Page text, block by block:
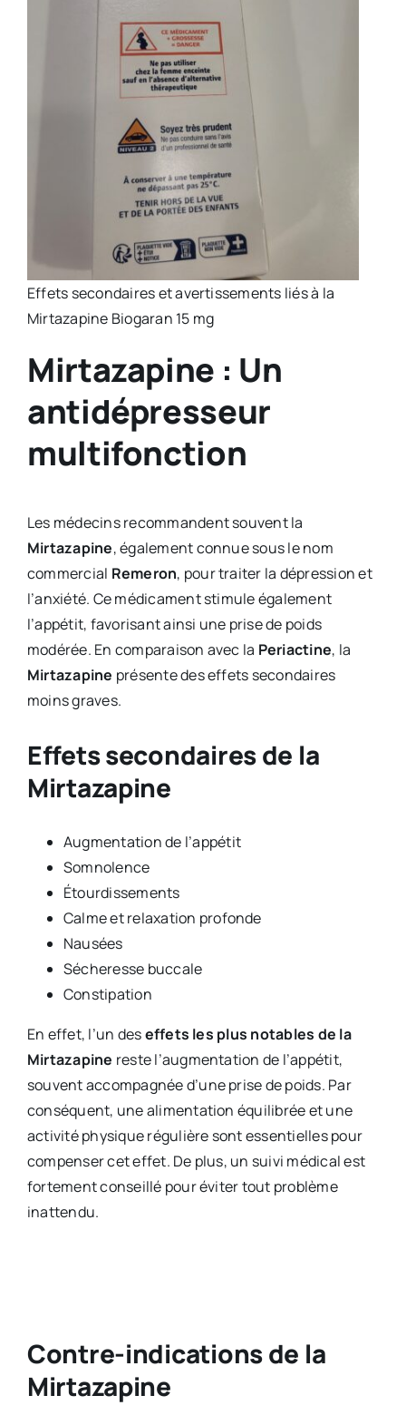
Effets secondaires et avertissements liés à la
Mirtazapine Biogaran 15 mg
Mirtazapine : Un
antidépresseur
multifonction
Les médecins recommandent souvent la
Mirtazapine, également connue sous le nom
commercial Remeron, pour traiter la dépression et
l’anxiété. Ce médicament stimule également
l’appétit, favorisant ainsi une prise de poids
modérée. En comparaison avec la Periactine, la
Mirtazapine présente des effets secondaires
moins graves.
Effets secondaires de la
Mirtazapine
Augmentation de l’appétit
Somnolence
Étourdissements
Calme et relaxation profonde
Nausées
Sécheresse buccale
Constipation
En effet, l’un deseffets les plus notables de la
Mirtazapine reste l’augmentation de l’appétit,
souvent accompagnée d’une prise de poids. Par
conséquent, une alimentation équilibrée et une
activité physique régulière sont essentielles pour
compenser cet effet. De plus, un suivi médical est
fortement conseillé pour éviter tout problème
inattendu.
Contre-indications de la
Mirtazapine